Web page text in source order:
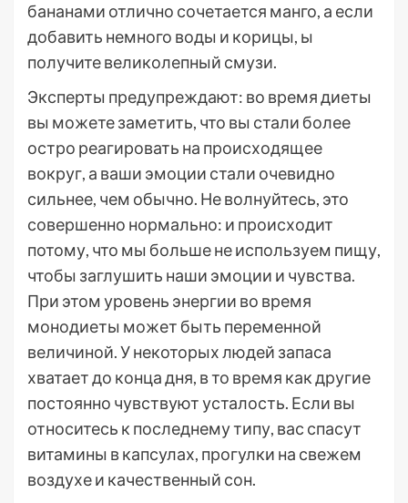
бананами отлично сочетается манго, а если
добавить немного воды и корицы, ы
получите великолепный смузи.
Эксперты предупреждают: во время диеты
вы можете заметить, что вы стали более
остро реагировать на происходящее
вокруг, а ваши эмоции стали очевидно
сильнее, чем обычно. Не волнуйтесь, это
совершенно нормально: и происходит
потому, что мы больше не используем пищу,
чтобы заглушить наши эмоции и чувства.
При этом уровень энергии во время
монодиеты может быть переменной
величиной. У некоторых людей запаса
хватает до конца дня, в то время как другие
постоянно чувствуют усталость. Если вы
относитесь к последнему типу, вас спасут
витамины в капсулах, прогулки на свежем
воздухе и качественный сон.